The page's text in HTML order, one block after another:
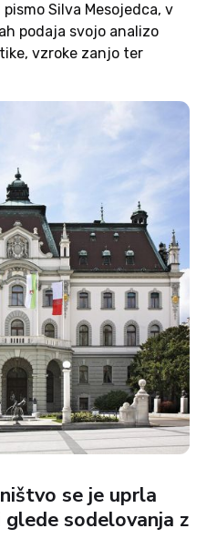
Silva Mesojedca, v
podaja svojo analizo
vzroke zanjo ter
toda problematika se
se je uprla
sodelovanja z